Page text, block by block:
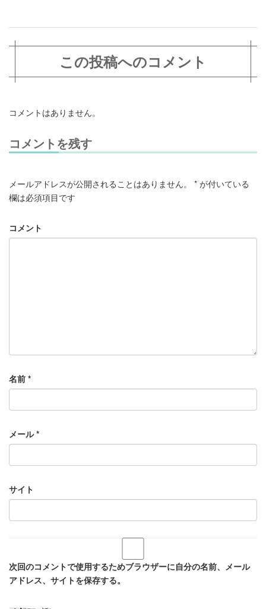
この投稿へのコメント
コメントはありません。
コメントを残す
メールアドレスが公開されることはありません。 * が付いている
欄は必須項目です
コメント
名前 *
メール*
サイト
次回のコメントで使用するためブラウザーに自分の名前、メール
アドレス、サイトを保存する。